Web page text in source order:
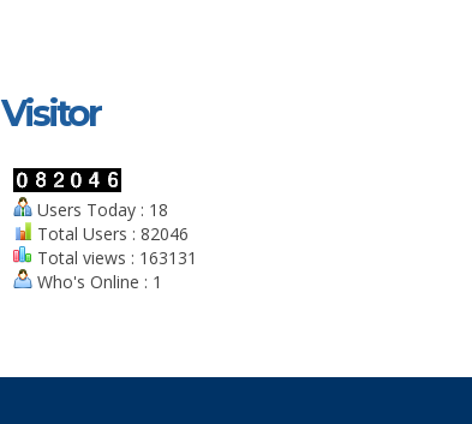
Visitor
Users Today : 18
Total Users : 82046
Total views : 163131
Who's Online : 1